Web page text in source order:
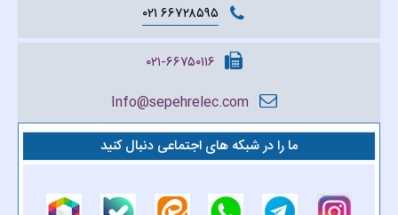
۶۶۷۲۸۵۹۵ ۰۲۱
۰۲۱-۶۶۷۵۰۱۱۶
Info@sepehrelec.com
ما را در شبکه های اجتماعی دنبال کنید